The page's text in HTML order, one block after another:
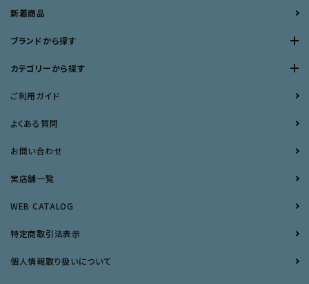
新着商品
ブランドから探す
カテゴリーから探す
ご利用ガイド
よくある質問
お問い合わせ
実店舗一覧
WEB CATALOG
特定商取引法表示
個人情報取り扱いについて